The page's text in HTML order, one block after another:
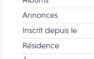
Annonces
Inscrit depuis le
Résidence